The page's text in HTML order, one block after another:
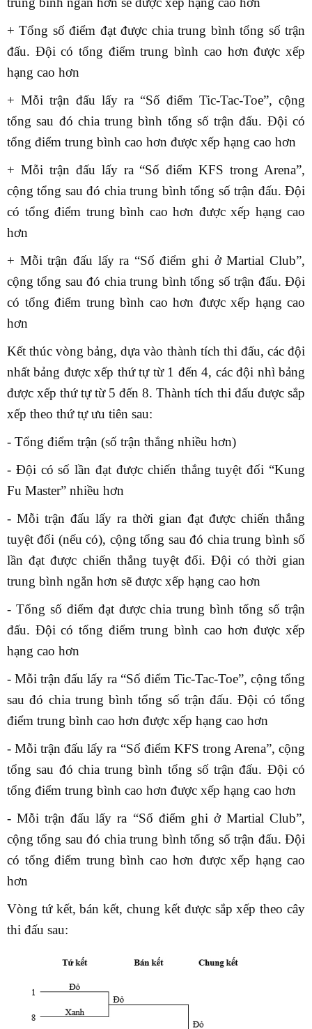
+ Tổng số điểm đạt được chia trung bình tổng số trận
đấu. Đội có tổng điểm trung bình cao hơn được xếp
hạng cao hơn
+ Mỗi trận đấu lấy ra “Số điểm Tic-Tac-Toe”, cộng
tổng sau đó chia trung bình tổng số trận đấu. Đội có
tổng điểm trung bình cao hơn được xếp hạng cao hơn
+ Mỗi trận đấu lấy ra “Số điểm KFS trong Arena”,
cộng tổng sau đó chia trung bình tổng số trận đấu. Đội
có tổng điểm trung bình cao hơn được xếp hạng cao
hơn
+ Mỗi trận đấu lấy ra “Số điểm ghi ở Martial Club”,
cộng tổng sau đó chia trung bình tổng số trận đấu. Đội
có tổng điểm trung bình cao hơn được xếp hạng cao
hơn
Kết thúc vòng bảng, dựa vào thành tích thi đấu, các đội
nhất bảng được xếp thứ tự từ 1 đến 4, các đội nhì bảng
được xếp thứ tự từ 5 đến 8. Thành tích thi đấu được sắp
xếp theo thứ tự ưu tiên sau:
- Tổng điểm trận (số trận thắng nhiều hơn)
- Đội có số lần đạt được chiến thắng tuyệt đối “Kung
Fu Master” nhiều hơn
- Mỗi trận đấu lấy ra thời gian đạt được chiến thắng
tuyệt đối (nếu có), cộng tổng sau đó chia trung bình số
lần đạt được chiến thắng tuyệt đối. Đội có thời gian
trung bình ngắn hơn sẽ được xếp hạng cao hơn
- Tổng số điểm đạt được chia trung bình tổng số trận
đấu. Đội có tổng điểm trung bình cao hơn được xếp
hạng cao hơn
- Mỗi trận đấu lấy ra “Số điểm Tic-Tac-Toe”, cộng tổng
sau đó chia trung bình tổng số trận đấu. Đội có tổng
điểm trung bình cao hơn được xếp hạng cao hơn
- Mỗi trận đấu lấy ra “Số điểm KFS trong Arena”, cộng
tổng sau đó chia trung bình tổng số trận đấu. Đội có
tổng điểm trung bình cao hơn được xếp hạng cao hơn
- Mỗi trận đấu lấy ra “Số điểm ghi ở Martial Club”,
cộng tổng sau đó chia trung bình tổng số trận đấu. Đội
có tổng điểm trung bình cao hơn được xếp hạng cao
hơn
Vòng tứ kết, bán kết, chung kết được sắp xếp theo cây
thi đấu sau: